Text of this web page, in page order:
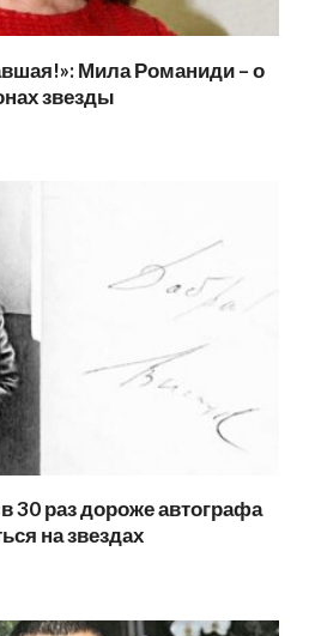
Мила Романиди – о
звезды
30 раз дороже автографа
на звездах